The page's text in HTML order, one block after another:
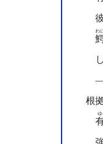
彼
わ
し
根
強